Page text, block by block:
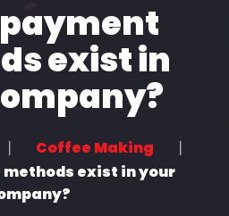
exist in
Coffee Making
exist in your